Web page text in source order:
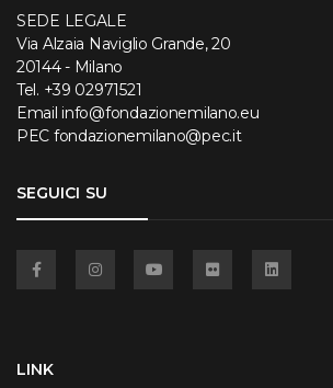
SEDE LEGALE
Via Alzaia Naviglio Grande, 20
20144 - Milano
Tel. +39 02971521
Email info@fondazionemilano.eu
PEC fondazionemilano@pec.it
SEGUICI SU
LINK